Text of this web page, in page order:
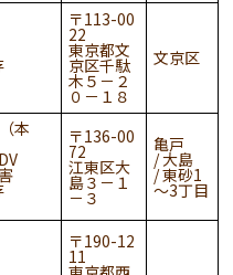
113-00
22
東京都文
京区千駄
木５－２
０－１８
文京区
本 136-00
72
江東区大
島３－１
－３
亀戸
大島
東砂1
～3丁目
190-12
11